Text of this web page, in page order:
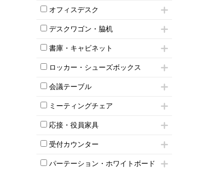
肘付きチェア
肘無しチェア
役員チェア
オフィスチェアその他
オフィスデスク
片袖机
フリーアドレスデスク（ベンチデスク）
昇降デスク
両袖机
デスクワゴン・脇机
インワゴン2段
インワゴン3段
脇机
書庫・キャビネット
ハイキャビネット
ローキャビネット
両開きキャビネット
上下連結キャビネット
軽量ラック（スチールラック）
収納家具その他
オープン書庫
ロッカー・シューズボックス
1人用ロッカー
2人用ロッカー
3人用ロッカー
5人用ロッカー
8人用ロッカー
多人数ロッカー
会議テーブル
ミーティングテーブル
スタッキングテーブル
ネスティングテーブル
カウンターテーブル
T字脚テーブル
ミーティングチェア
キャスター付きミーティングチェア
スタッキングミーティングチェア
テーブル付きミーティングチェア
折りたたみミーティングチェア
応接・役員家具
応接セット
応接ソファ
応接チェア
受付カウンター
ハイカウンター
パーテーション・ホワイトボード